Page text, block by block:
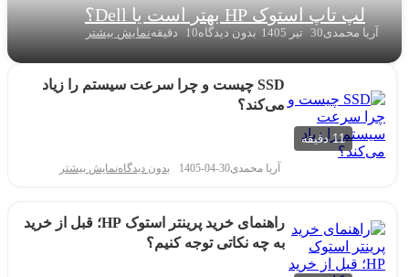
لپ تاپ استوک HP بهتر است یا Dell؟
آریا محمدی30 تیر 1405 بدون دیدگاه10 دقیقه نمایش بیشتر
11 دقیقه
SSD چیست و چرا سرعت سیستم را زیاد
می‌کند؟
آریا محمدی1405-04-30 بدون دیدگاهنمایش بیشتر
راهنمای خرید پرینتر استوک HP؛ قبل از خرید
به چه نکاتی توجه کنیم؟